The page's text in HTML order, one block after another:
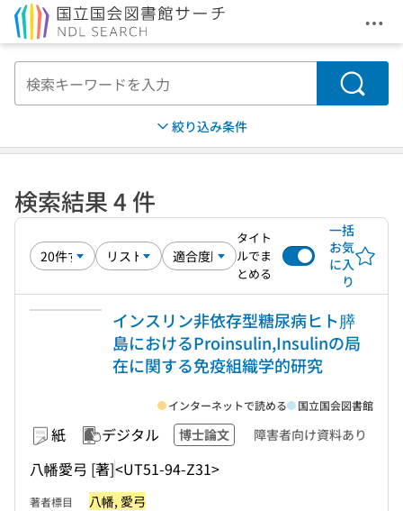
メ
検索
絞り込み条件
検索結果 4 件
タイト
ルでま
とめる
一括
お気
に入
り
インスリン非依存型糖尿病ヒト膵
島におけるProinsulin,Insulinの局
在に関する免疫組織学的研究
紙 デジタル 博士論文 障害者向け資料あり
八幡愛弓 [著]<UT51-94-Z31>
インターネットで読める 国立国会図書館
著者標目 八幡, 愛弓